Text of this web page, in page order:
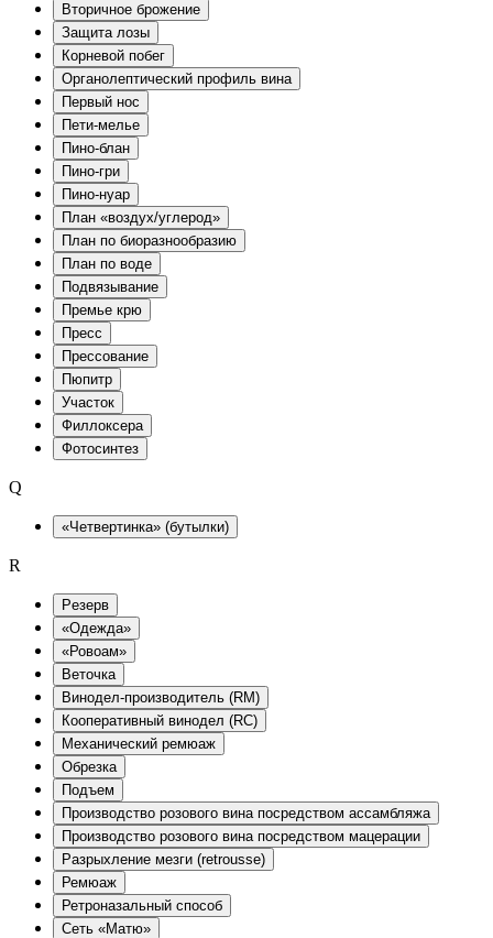
Вторичное брожение
Защита лозы
Корневой побег
Органолептический профиль вина
Первый нос
Пети-мелье
Пино-блан
Пино-гри
Пино-нуар
План «воздух/углерод»
План по биоразнообразию
План по воде
Подвязывание
Премье крю
Пресс
Прессование
Пюпитр
Участок
Филлоксера
Фотосинтез
Q
«Четвертинка» (бутылки)
R
Pезерв
«Одежда»
«Ровоам»
Веточка
Винодел-производитель (RM)
Кооперативный винодел (RC)
Механический ремюаж
Обрезка
Подъем
Производство розового вина посредством ассамбляжа
Производство розового вина посредством мацерации
Разрыхление мезги (retrousse)
Ремюаж
Ретроназальный способ
Сеть «Матю»